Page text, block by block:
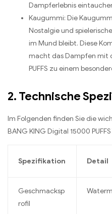
Dampferlebnis
Kaugummi: Die
Nostalgie und
im Mund bleibt. Diese
macht das Dampfen mit
PUFFS zu einem
2. Technische
Im Folgenden finden Sie die
BANG KING Digital 15000
Spezifikation Detail
Geschmacksp
rofil